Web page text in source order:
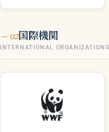
— 02国際機関
INTERNATIONAL ORGANIZATIONS